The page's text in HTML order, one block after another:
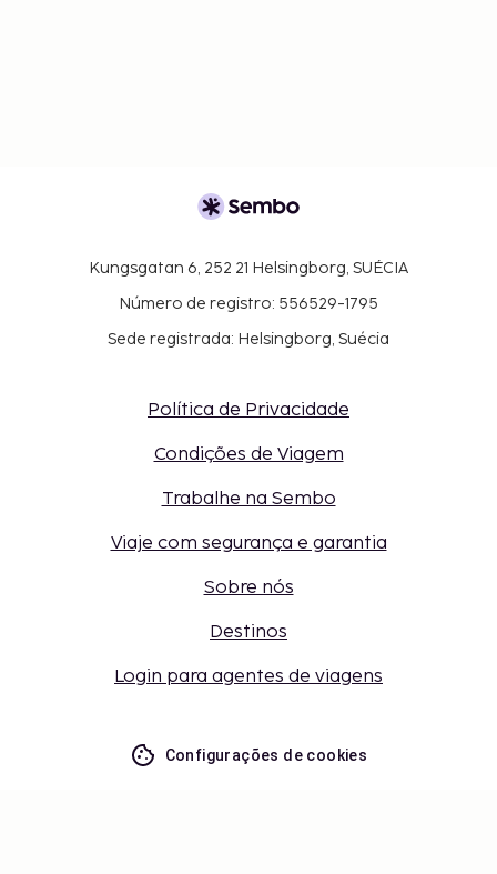
Kungsgatan 6, 252 21 Helsingborg, SUÉCIA
Número de registro: 556529-1795
Sede registrada: Helsingborg, Suécia
Política de Privacidade
Condições de Viagem
Trabalhe na Sembo
Viaje com segurança e garantia
Sobre nós
Destinos
Login para agentes de viagens
Configurações de cookies